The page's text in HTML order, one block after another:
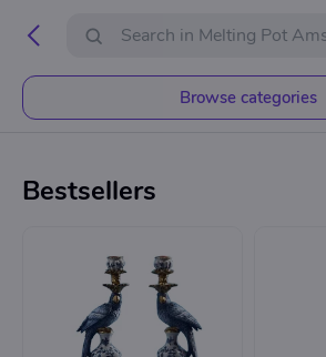
Browse categories
Bestsellers